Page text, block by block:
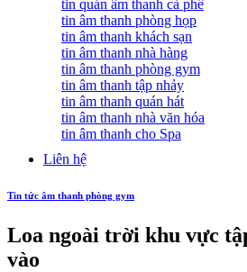
tin quán âm thanh cà phê
tin âm thanh phòng họp
tin âm thanh khách sạn
tin âm thanh nhà hàng
tin âm thanh phòng gym
tin âm thanh tập nhảy
tin âm thanh quán hát
tin âm thanh nhà văn hóa
tin âm thanh cho Spa
Liên hệ
Tin tức âm thanh phòng gym
Loa ngoài trời khu vực
vào